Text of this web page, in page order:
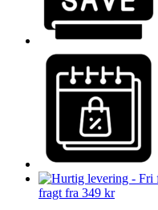
fragt fra 349 kr